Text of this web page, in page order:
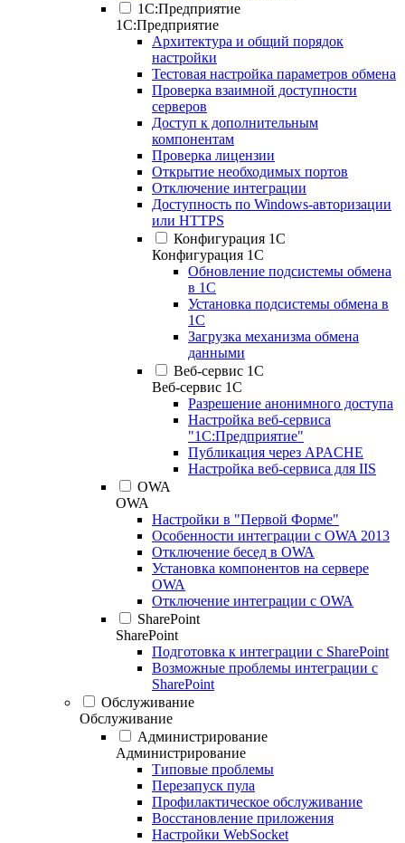
1С:Предприятие
1С:Предприятие
Архитектура и общий порядок
настройки
Тестовая настройка параметров обмена
Проверка взаимной доступности
серверов
Доступ к дополнительным
компонентам
Проверка лицензии
Открытие необходимых портов
Отключение интеграции
Доступность по Windows-авторизации
или HTTPS
Конфигурация 1С
Конфигурация 1С
Обновление подсистемы обмена
в 1С
Установка подсистемы обмена в
1С
Загрузка механизма обмена
данными
Веб-сервис 1С
Веб-сервис 1С
Разрешение анонимного доступа
Настройка веб-сервиса
"1С:Предприятие"
Публикация через APACHE
Настройка веб-сервиса для IIS
OWA
OWA
Настройки в "Первой Форме"
Особенности интеграции с OWA 2013
Отключение бесед в OWA
Установка компонентов на сервере
OWA
Отключение интеграции с OWA
SharePoint
SharePoint
Подготовка к интеграции с SharePoint
Возможные проблемы интеграции с
SharePoint
Обслуживание
Обслуживание
Администрирование
Администрирование
Типовые проблемы
Перезапуск пула
Профилактическое обслуживание
Восстановление приложения
Настройки WebSocket